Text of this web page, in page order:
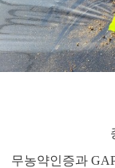
무농약인증과